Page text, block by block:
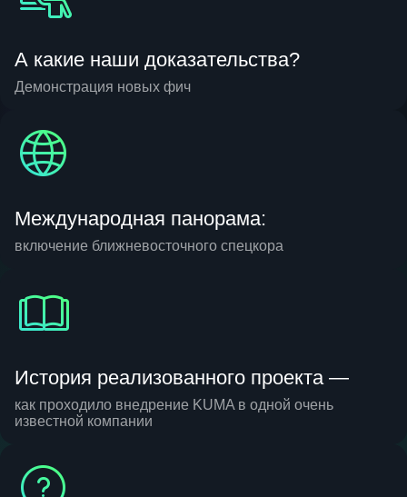
А какие наши доказательства?
Демонстрация новых фич
Международная панорама:
включение ближневосточного спецкора
История реализованного проекта —
как проходило внедрение KUMA в одной очень
известной компании